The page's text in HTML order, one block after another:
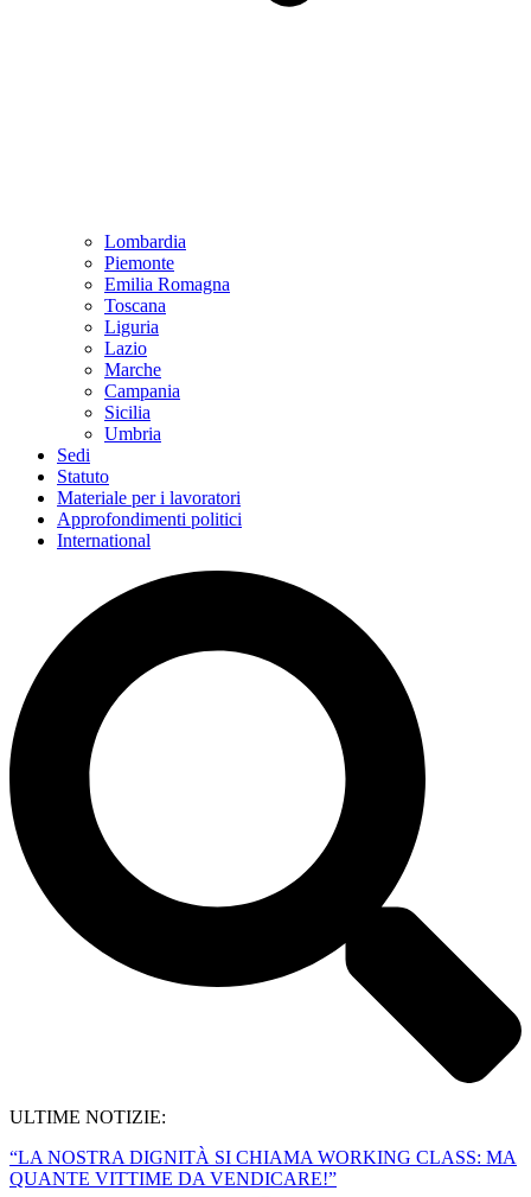
Lombardia
Piemonte
Emilia Romagna
Toscana
Liguria
Lazio
Marche
Campania
Sicilia
Umbria
Sedi
Statuto
Materiale per i lavoratori
Approfondimenti politici
International
ULTIME NOTIZIE:
“LA NOSTRA DIGNITÀ SI CHIAMA WORKING CLASS: MA
QUANTE VITTIME DA VENDICARE!”